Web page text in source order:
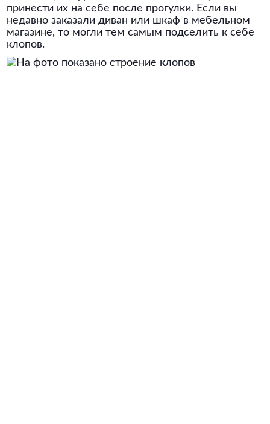
принести их на себе после прогулки. Если вы
недавно заказали диван или шкаф в мебельном
магазине, то могли тем самым подселить к себе
клопов.